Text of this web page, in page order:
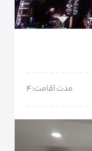
مدت اقامت:4